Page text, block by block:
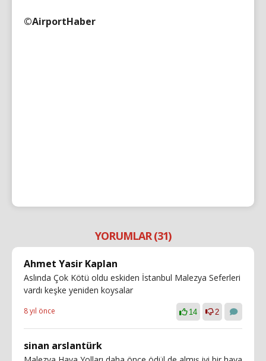
©AirportHaber
YORUMLAR (31)
Ahmet Yasir Kaplan
Aslında Çok Kötü oldu eskiden İstanbul Malezya Seferleri
vardı keşke yeniden koysalar
8 yıl önce 14 2
sinan arslantürk